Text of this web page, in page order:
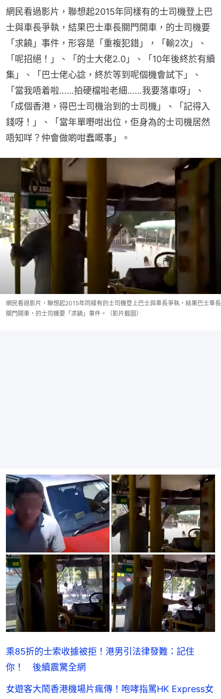
網民看過影片，聯想起2015年同樣有的士司機登上巴
士與車長爭執，結果巴士車長關門開車，的士司機要
「求饒」事件，形容是「重複犯錯」，「輸2次」、
「呢招絕！」、「的士大佬2.0」、「10年後終於有續
集」、「巴士佬心諗，終於等到呢個機會試下」、
「當我唔着啦……拍硬檔啦老細……我要落車呀」、
「成個香港，得巴士司機治到的士司機」、「記得入
錢呀！」、「當年單嘢咁出位，佢身為的士司機居然
唔知咩？仲會做啲咁蠢嘅事」。
網民看過影片，聯想起2015年同樣有的士司機登上巴士與車長爭執，結果巴士車長
關門開車，的士司機要「求饒」事件。（影片截圖）
乘85折的士索收據被拒！港男引法律發難：記住
你！ 後續震驚全網
女遊客大鬧香港機場片瘋傳！咆哮指罵HK Express女